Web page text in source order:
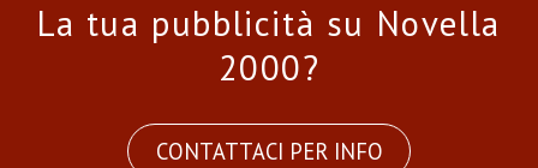
La tua pubblicità su Novella
2000?
CONTATTACI PER INFO